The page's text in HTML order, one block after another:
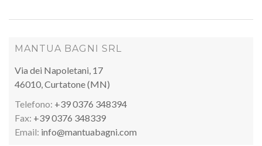
MANTUA BAGNI SRL
Via dei Napoletani, 17
46010, Curtatone (MN)
Telefono: +39 0376 348394
Fax: +39 0376 348339
Email: info@mantuabagni.com